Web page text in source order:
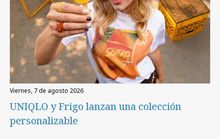
viernes, 7 de agosto 2026
UNIQLO y Frigo lanzan una colección
personalizable